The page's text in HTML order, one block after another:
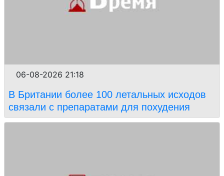
06-08-2026 21:18
В Британии более 100 летальных исходов
связали с препаратами для похудения